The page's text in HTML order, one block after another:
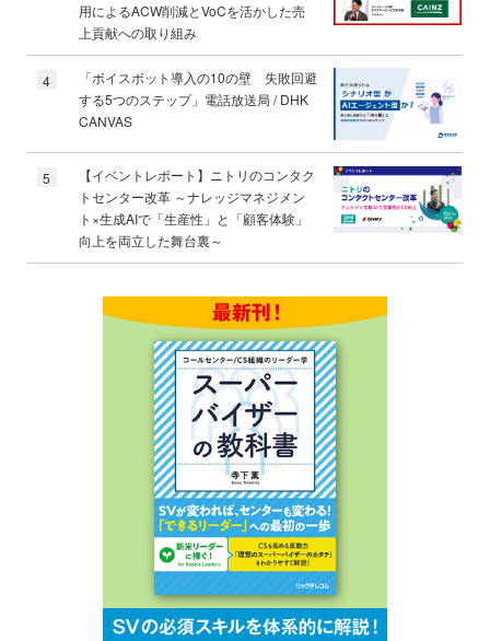
用によるACW削減とVoCを活かした売
上貢献への取り組み
4
「ボイスボット導入の10の壁 失敗回避
する5つのステップ」電話放送局 / DHK
CANVAS
5
【イベントレポート】ニトリのコンタク
トセンター改革 ～ナレッジマネジメン
ト×生成AIで「生産性」と「顧客体験」
向上を両立した舞台裏～